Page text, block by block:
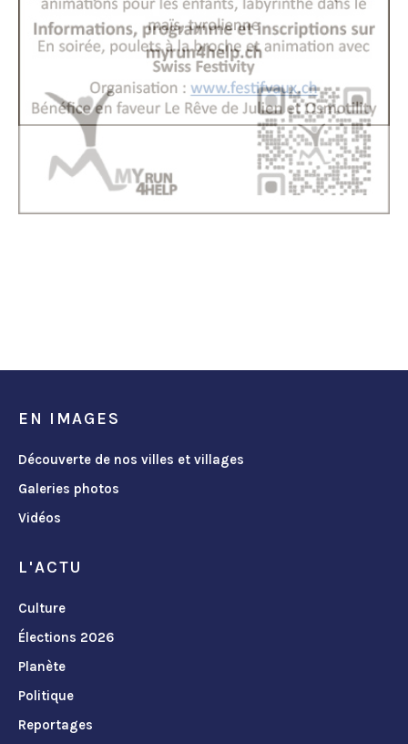
EN IMAGES
Découverte de nos villes et villages
Galeries photos
Vidéos
L'ACTU
Culture
Élections 2026
Planète
Politique
Reportages